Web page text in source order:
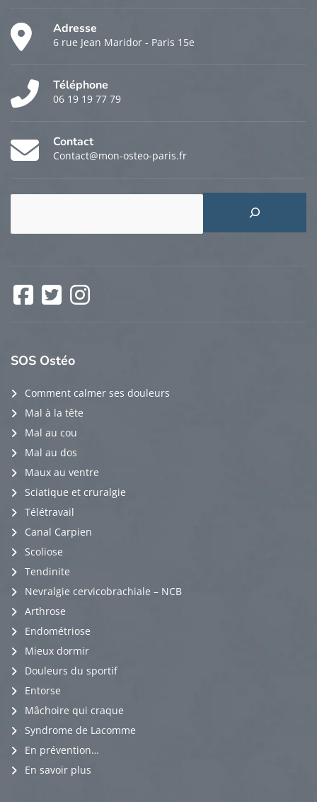
Adresse
6 rue Jean Maridor - Paris 15e
Téléphone
06 19 19 77 79
Contact
Contact@mon-osteo-paris.fr
Facebook
SOS Ostéo
Comment calmer ses douleurs
Mal à la tête
Mal au cou
Mal au dos
Maux au ventre
Sciatique et cruralgie
Télétravail
Canal Carpien
Scoliose
Tendinite
Nevralgie cervicobrachiale – NCB
Arthrose
Endométriose
Mieux dormir
Douleurs du sportif
Entorse
Mâchoire qui craque
Syndrome de Lacomme
En prévention…
En savoir plus